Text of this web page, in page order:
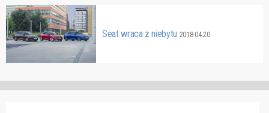
Seat wraca z niebytu 2018-04-20